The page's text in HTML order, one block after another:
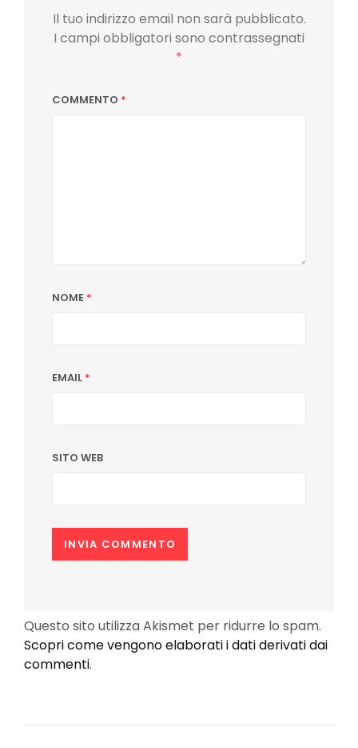
Il tuo indirizzo email non sarà pubblicato.
I campi obbligatori sono contrassegnati
*
COMMENTO *
NOME *
EMAIL *
SITO WEB
Questo sito utilizza Akismet per ridurre lo spam.
Scopri come vengono elaborati i dati derivati dai
commenti.